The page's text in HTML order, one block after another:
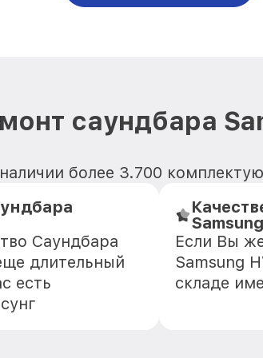
саундбара
более 3.700
Саундбара
длительный
есть
Если Вы
Samsung
складе